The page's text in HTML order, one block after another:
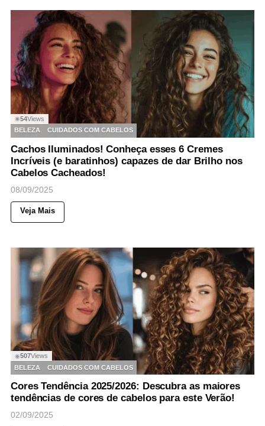
◉54Views
BELEZA
CUIDADOS COM CABELOS
Cachos Iluminados! Conheça esses 6 Cremes
Incríveis (e baratinhos) capazes de dar Brilho nos
Cabelos Cacheados!
08/09/2025
Veja Mais
◉507Views
BELEZA
CUIDADOS COM CABELOS
Cores Tendência 2025/2026: Descubra as maiores
tendências de cores de cabelos para este Verão!
02/09/2025